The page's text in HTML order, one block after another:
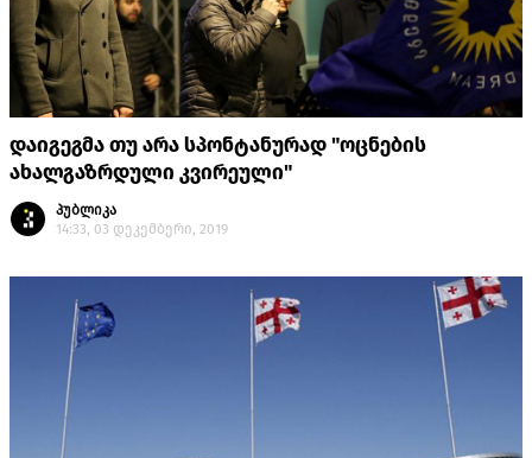
დაიგეგმა თუ არა სპონტანურად "ოცნების
ახალგაზრდული კვირეული"
პუბლიკა
14:33, 03 დეკემბერი, 2019